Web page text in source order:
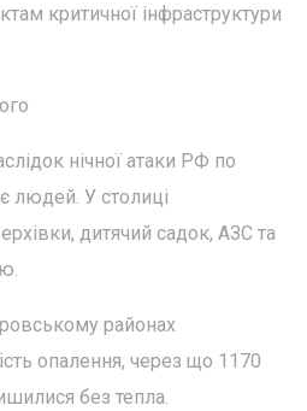
критичної інфраструктури
нічної атаки РФ по
людей. У столиці
дитячий садок, АЗС та
районах
опалення, через що 1170
без тепла.